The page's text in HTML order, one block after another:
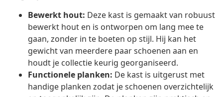
Bewerkt hout: Deze kast is gemaakt van robuust
bewerkt hout en is ontworpen om lang mee te
gaan, zonder in te boeten op stijl. Hij kan het
gewicht van meerdere paar schoenen aan en
houdt je collectie keurig georganiseerd.
Functionele planken: De kast is uitgerust met
handige planken zodat je schoenen overzichtelijk